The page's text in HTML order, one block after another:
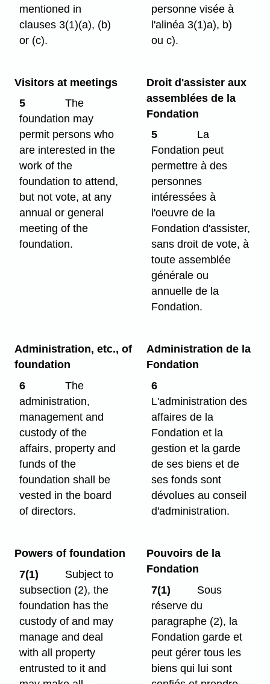
mentioned in
clauses 3(1)⁠(a), (b)
or (c).
personne visée à
l'alinéa 3(1)a), b)
ou c).
Visitors at meetings
5
The
foundation may
permit persons who
are interested in the
work of the
foundation to attend,
but not vote, at any
annual or general
meeting of the
foundation.
Droit d'assister aux
assemblées de la
Fondation
5
La
Fondation peut
permettre à des
personnes
intéressées à
l'oeuvre de la
Fondation d'assister,
sans droit de vote, à
toute assemblée
générale ou
annuelle de la
Fondation.
Administration, etc., of
foundation
6
The
administration,
management and
custody of the
affairs, property and
funds of the
foundation shall be
vested in the board
of directors.
Administration de la
Fondation
6
L'administration des
affaires de la
Fondation et la
gestion et la garde
de ses biens et de
ses fonds sont
dévolues au conseil
d'administration.
Powers of foundation
7(1)
Subject to
subsection (2), the
foundation has the
custody of and may
manage and deal
with all property
entrusted to it and
Pouvoirs de la
Fondation
7(1)
Sous
réserve du
paragraphe (2), la
Fondation garde et
peut gérer tous les
biens qui lui sont